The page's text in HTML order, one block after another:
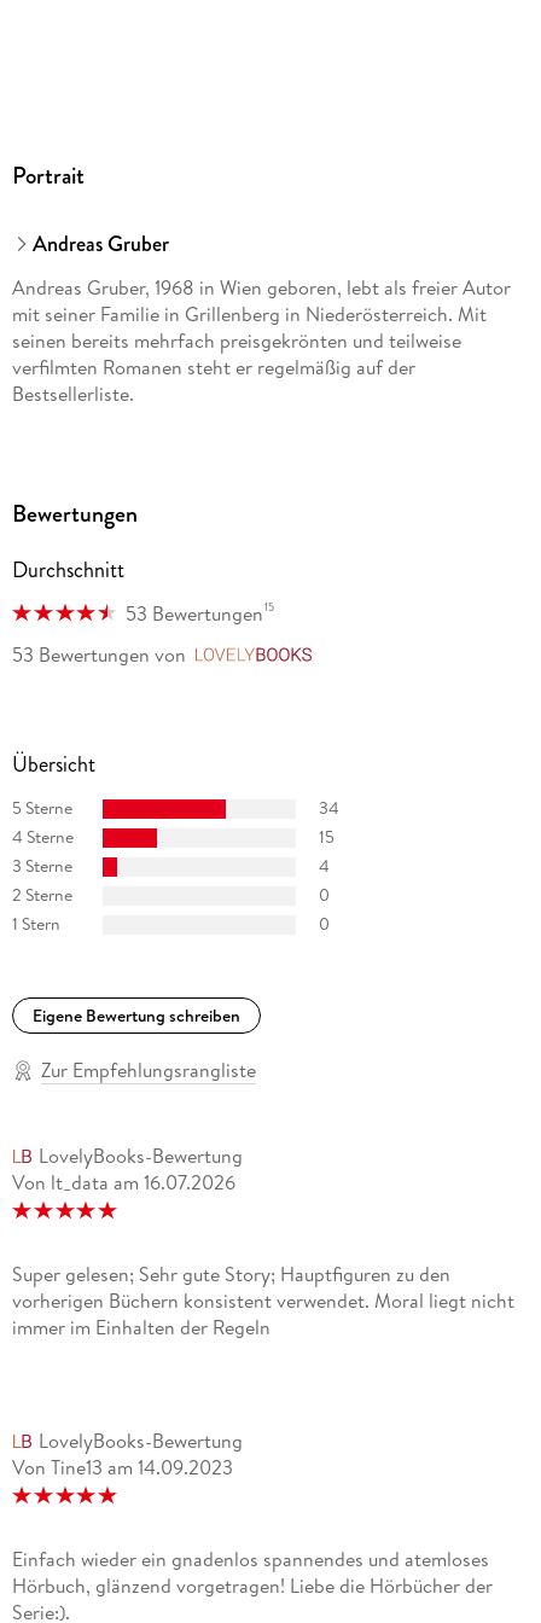
Portrait
Andreas Gruber
Andreas Gruber, 1968 in Wien geboren, lebt als freier Autor
mit seiner Familie in Grillenberg in Niederösterreich. Mit
seinen bereits mehrfach preisgekrönten und teilweise
verfilmten Romanen steht er regelmäßig auf der
Bestsellerliste.
Bewertungen
Durchschnitt
53 Bewertungen15
53 Bewertungen von
Übersicht
5 Sterne
34
4 Sterne
15
3 Sterne
4
2 Sterne
0
1 Stern
0
Eigene Bewertung schreiben
Zur Empfehlungsrangliste
LovelyBooks-Bewertung
Von lt_data am 16.07.2026
Super gelesen; Sehr gute Story; Hauptfiguren zu den
vorherigen Büchern konsistent verwendet. Moral liegt nicht
immer im Einhalten der Regeln
LovelyBooks-Bewertung
Von Tine13 am 14.09.2023
Einfach wieder ein gnadenlos spannendes und atemloses
Hörbuch, glänzend vorgetragen! Liebe die Hörbücher der
Serie:).